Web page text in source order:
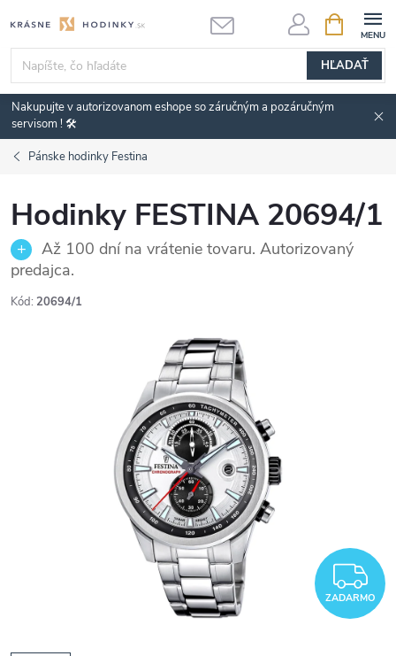
na
obsah
HĽADAŤ
KOŠÍK
Nakupujte v autorizovanom eshope so záručným a pozáručným
servisom ! 🛠️
Pánske hodinky Festina
Hodinky FESTINA 20694/1
Až 100 dní na vrátenie tovaru. Autorizovaný
predajca.
Kód: 20694/1
ZADARMO